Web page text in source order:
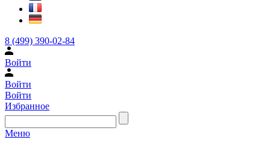
8 (499) 390-02-84
Войти
Войти
Войти
Избранное
Меню